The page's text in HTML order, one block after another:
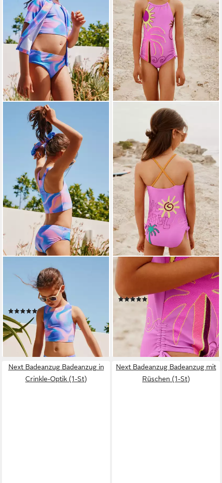
Badeanzug Sonnenschutz-
Bikini und Haargummi, Set (4-
(1)
ab 38,00 €
lieferbar - in 2-3 Werktagen bei dir
Badeanzug Geraffter
Badeanzug (1-St)
(1)
ab 29,00 €
lieferbar - in 2-3 Werktagen bei dir
Next Badeanzug Badeanzug in
Crinkle-Optik (1-St)
Next Badeanzug Badeanzug mit
Rüschen (1-St)